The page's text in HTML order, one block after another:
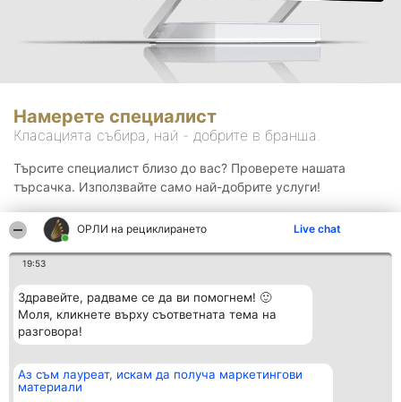
ОРЛИ на рециклирането Live chat
19:53
Здравейте, радваме се да ви помогнем! 🙂
Моля, кликнете върху съответната тема на
разговора!
Аз съм лауреат, искам да получа маркетингови
материали
Намерете специалист
Класацията събира, най - добрите в бранша.
Търсите специалист близо до вас? Проверете нашата
търсачка. Използвайте само най-добрите услуги!
Организатор на
класиране
Класация Контакти